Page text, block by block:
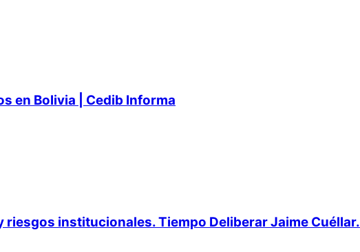
en Bolivia | Cedib Informa
institucionales. Tiempo Deliberar Jaime Cuéllar.